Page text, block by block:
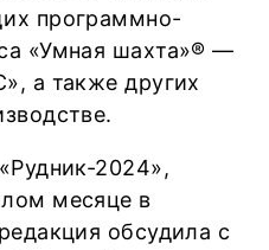
программно-
«Умная шахта»® —
а также других
2024»,
месяце в
обсудила с